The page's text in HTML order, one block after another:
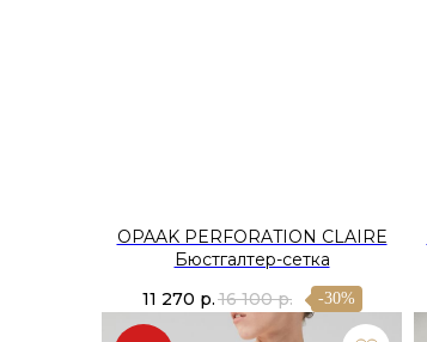
OPAAK PERFORATION CLAIRE
Бюстгалтер-сетка
11 270 р.16 100 р. -30%